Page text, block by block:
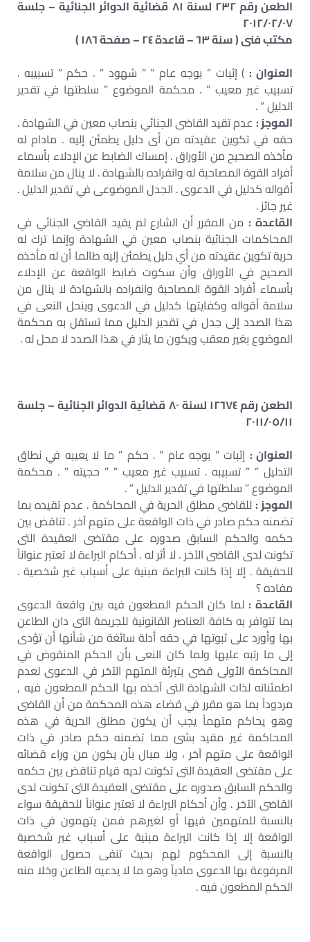
الطعن رقم ٢٣٢ لسنة ٨١ قضائية الدوائر الجنائية – جلسة
٢٠١٢/٠٢/٠٧
مكتب فنى ( سنة ٦٣ – قاعدة ٢٤ – صفحة ١٨٦ )
العنوان :) إثبات ” بوجه عام ” ” شهود ” . حكم ” تسبيبه .
تسبيب غير معيب ” . محكمة الموضوع ” سلطتها في تقدير
الدليل ” .
الموجز : عدم تقيد القاضى الجنائي بنصاب معين في الشهادة .
حقه في تكوين عقيدته من أى دليل يطمئن إليه . مادام له
مأخذه الصحيح من الأوراق . إمساك الضابط عن الإدلاء بأسماء
أفراد القوة المصاحبة له وانفراده بالشهادة . لا ينال من سلامة
أقواله كدليل في الدعوى . الجدل الموضوعى في تقدير الدليل .
غير جائز .
القاعدة :من المقرر أن الشارع لم يقيد القاضي الجنائي في
المحاكمات الجنائية بنصاب معين في الشهادة وإنما ترك له
حرية تكوين عقيدته من أي دليل يطمئن إليه طالما أن له مأخذه
الصحيح في الأوراق وأن سكوت ضابط الواقعة عن الإدلاء
بأسماء أفراد القوة المصاحبة وانفراده بالشهادة لا ينال من
سلامة أقواله وكفايتها كدليل في الدعوى وينحل النعى في
هذا الصدد إلى جدل في تقدير الدليل مما تستقل به محكمة
الموضوع بغير معقب ويكون ما يثار في هذا الصدد لا محل له .
الطعن رقم ١٢٦٧٤ لسنة ٨٠ قضائية الدوائر الجنائية – جلسة
٢٠١١/٠٥/١١
العنوان : إثبات ” بوجه عام ” . حكم ” ما لا يعيبه في نطاق
التدليل ” ” تسبيبه . تسبيب غير معيب ” ” حجيته ” . محكمة
الموضوع ” سلطتها في تقدير الدليل ” .
الموجز :للقاضى مطلق الحرية في المحاكمة . عدم تقيده بما
تضمنه حكم صادر في ذات الواقعة على متهم آخر . تناقض بين
حكمه والحكم السابق صدوره على مقتضى العقيدة التى
تكونت لدى القاضى الآخر . لا أثر له . أحكام البراءة لا تعتبر عنواناً
للحقيقة . إلا إذا كانت البراءة مبنية على أسباب غير شخصية .
مفاده ؟
القاعدة :لما كان الحكم المطعون فيه بين واقعة الدعوى
بما تتوافر به كافة العناصر القانونية للجريمة التى دان الطاعن
بها وأورد على ثبوتها في حقه أدلة سائغة من شأنها أن تؤدى
إلى ما رتبه عليها ولما كان النعى بأن الحكم المنقوض في
المحاكمة الأولى قضى بتبرئة المتهم الآخر في الدعوى لعدم
اطمئنانه لذات الشهادة التى آخذه بها الحكم المطعون فيه ,
مردوداً بما هو مقرر في قضاء هذه المحكمة من أن القاضى
وهو يحاكم متهماً يجب أن يكون مطلق الحرية في هذه
المحاكمة غير مقيد بشئ مما تضمنه حكم صادر في ذات
الواقعة على متهم آخر ، ولا مبال بأن يكون من وراء قضائه
على مقتضى العقيدة التى تكونت لديه قيام تناقض بين حكمه
والحكم السابق صدوره على مقتضى العقيدة التى تكونت لدى
القاضى الآخر . وأن أحكام البراءة لا تعتبر عنواناً للحقيقة سواء
بالنسبة للمتهمين فيها أو لغيرهم فمن يتهمون في ذات
الواقعة إلا إذا كانت البراءة مبنية على أسباب غير شخصية
بالنسبة إلى المحكوم لهم بحيث تنفى حصول الواقعة
المرفوعة بها الدعوى مادياً وهو ما لا يدعيه الطاعن وخلا منه
الحكم المطعون فيه .